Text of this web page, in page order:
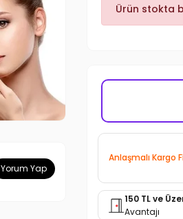
Yorum Yap
Ürün stokta
Anlaşmalı Kargo
150 TL ve
Avantajı